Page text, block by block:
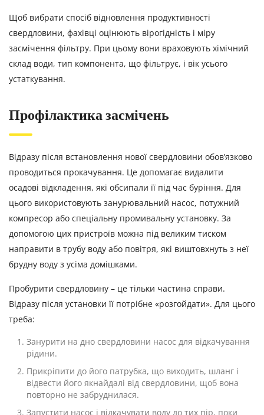
Щоб вибрати спосіб відновлення продуктивності
свердловини, фахівці оцінюють вірогідність і міру
засмічення фільтру. При цьому вони враховують хімічний
склад води, тип компонента, що фільтрує, і вік усього
устаткування.
Профілактика засмічень
Відразу після встановлення нової свердловини обов’язково
проводиться прокачування. Це допомагає видалити
осадові відкладення, які обсипали її під час буріння. Для
цього використовують занурювальний насос, потужний
компресор або спеціальну промивальну установку. За
допомогою цих пристроїв можна під великим тиском
направити в трубу воду або повітря, які виштовхнуть з неї
брудну воду з усіма домішками.
Пробурити свердловину – це тільки частина справи.
Відразу після установки її потрібне «розгойдати». Для цього
треба:
Занурити на дно свердловини насос для відкачування
рідини.
Прикріпити до його патрубка, що виходить, шланг і
відвести його якнайдалі від свердловини, щоб вона
повторно не забруднилася.
Запустити насос і відкачувати воду до тих пір, поки